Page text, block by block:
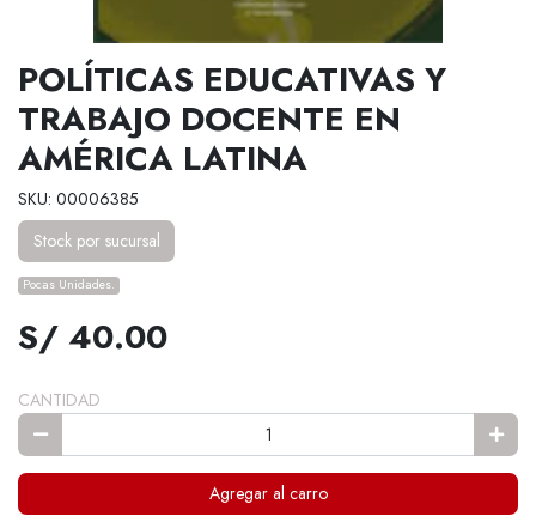
POLÍTICAS EDUCATIVAS Y
TRABAJO DOCENTE EN
AMÉRICA LATINA
SKU: 00006385
Stock por sucursal
Pocas Unidades.
S/ 40.00
CANTIDAD
Agregar al carro